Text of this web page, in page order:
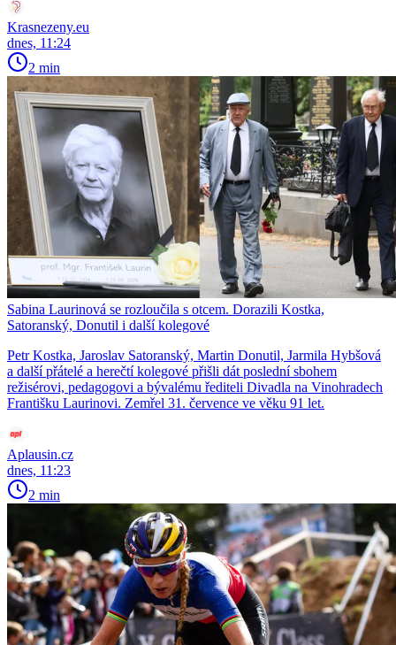
Krasnezeny.eu
dnes, 11:24
2 min
Sabina Laurinová se rozloučila s otcem. Dorazili Kostka,
Satoranský, Donutil i další kolegové
Petr Kostka, Jaroslav Satoranský, Martin Donutil, Jarmila Hybšová
a další přátelé a herečtí kolegové přišli dát poslední sbohem
režisérovi, pedagogovi a bývalému řediteli Divadla na Vinohradech
Františku Laurinovi. Zemřel 31. července ve věku 91 let.
Aplausin.cz
dnes, 11:23
2 min